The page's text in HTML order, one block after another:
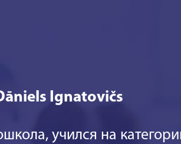
Ignatovičs
учился на